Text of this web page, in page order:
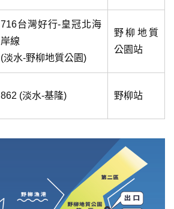
716台灣好行-皇冠北海
岸線
(淡水-野柳地質公園)
野柳地質
公園站
862 (淡水-基隆) 野柳站